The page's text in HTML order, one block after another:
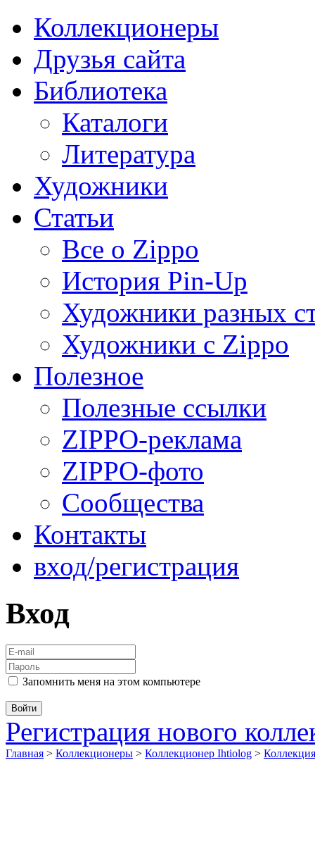
Коллекционеры
Друзья сайта
Библиотека
Каталоги
Литература
Художники
Статьи
Все о Zippo
История Pin-Up
Художники разных
Художники с Zippo
Полезное
Полезные ссылки
ZIPPO-реклама
ZIPPO-фото
Сообщества
Контакты
вход/регистрация
Вход
Запомнить меня на этом компьютере
Регистрация нового
Главная > Коллекционеры > Коллекционер Ihtiolog >